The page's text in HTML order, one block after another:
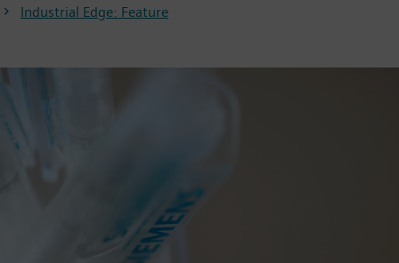
Industrial Edge: Feature